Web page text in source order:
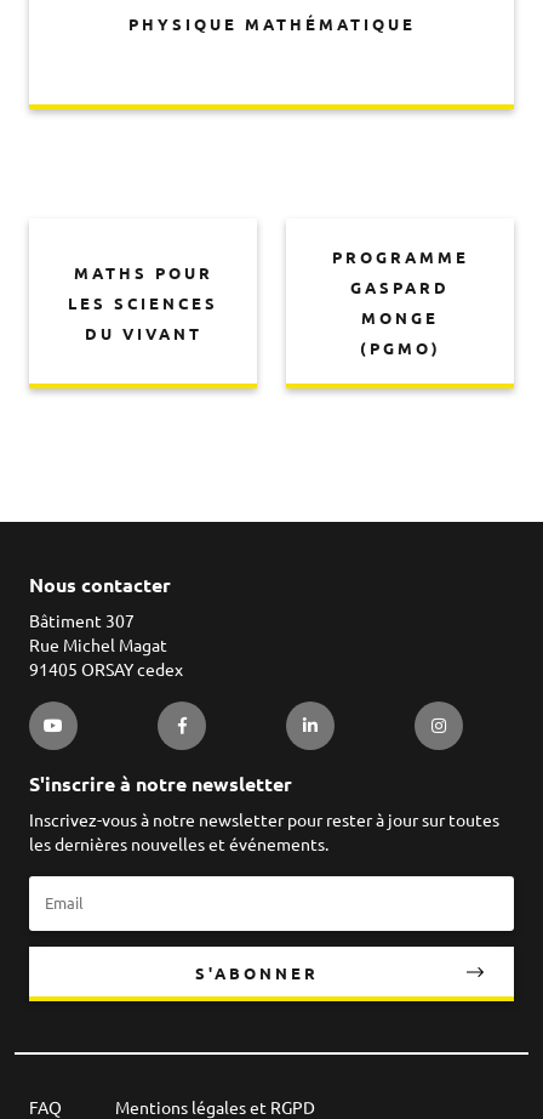
PHYSIQUE MATHÉMATIQUE
MATHS POUR
LES SCIENCES
DU VIVANT
PROGRAMME
GASPARD
MONGE
(PGMO)
Nous contacter
Bâtiment 307
Rue Michel Magat
91405 ORSAY cedex
S'inscrire à notre newsletter
Inscrivez-vous à notre newsletter pour rester à jour sur toutes
les dernières nouvelles et événements.
S'ABONNER
FAQ Mentions légales et RGPD